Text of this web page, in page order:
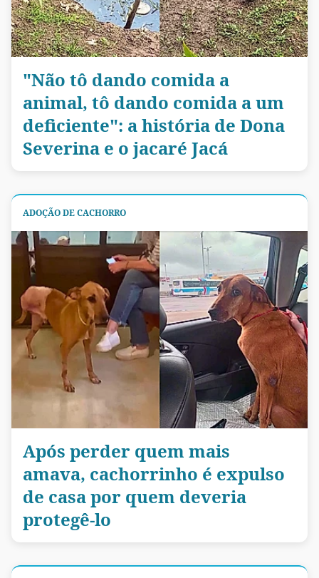
"Não tô dando comida a
animal, tô dando comida a um
deficiente": a história de Dona
Severina e o jacaré Jacá
ADOÇÃO DE CACHORRO
Após perder quem mais
amava, cachorrinho é expulso
de casa por quem deveria
protegê-lo